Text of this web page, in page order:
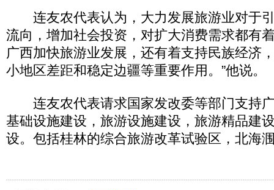
连友农代表认为，大力发展旅游业对于
流向，增加社会投资，对扩大消费需求都有
广西加快旅游业发展，还有着支持民族经济
小地区差距和稳定边疆等重要作用。”他说。
连友农代表请求国家发改委等部门支持
基础设施建设，旅游设施建设，旅游精品建
设。包括桂林的综合旅游改革试验区，北海